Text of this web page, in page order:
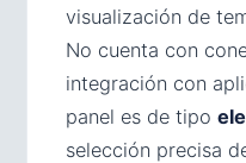
visualización de
No cuenta con
integración con
panel es de tipo
selección precisa